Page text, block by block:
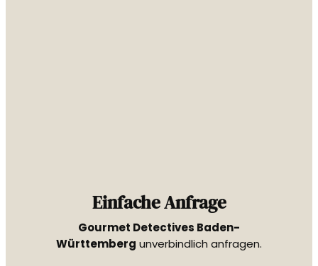
Einfache Anfrage
Gourmet Detectives Baden-
Württemberg unverbindlich anfragen.